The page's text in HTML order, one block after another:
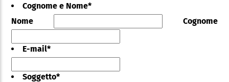
Cognome e Nome*
Nome
Cognome
E-mail*
Soggetto*